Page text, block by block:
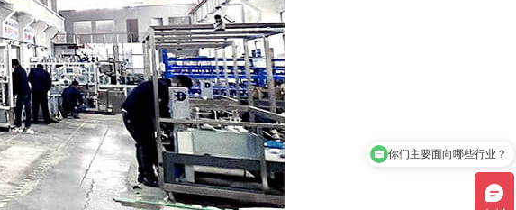
请问公司的联系方式是？